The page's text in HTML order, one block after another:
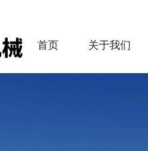
首页 关于我们